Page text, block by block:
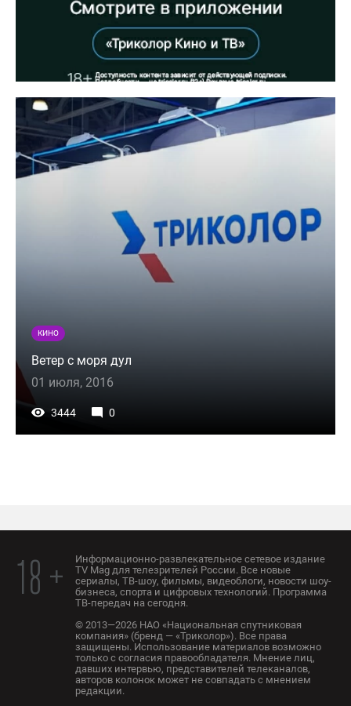
КИНО
Ветер с моря дул
01 июля, 2016
3444 0
18 +
Информационно-развлекательное сетевое издание
TV Mag для телезрителей России. Все новые
сериалы, ТВ-шоу, фильмы, видеоблоги, новости шоу-
бизнеса, спорта и цифровых технологий. Программа
ТВ-передач на сегодня.
© 2013—2026 НАО «Национальная спутниковая
компания» (бренд — «Триколор»). Все права
защищены. Использование материалов возможно
только с согласия правообладателя. Мнение лиц,
давших интервью, представителей телеканалов,
авторов колонок может не совпадать с мнением
редакции.